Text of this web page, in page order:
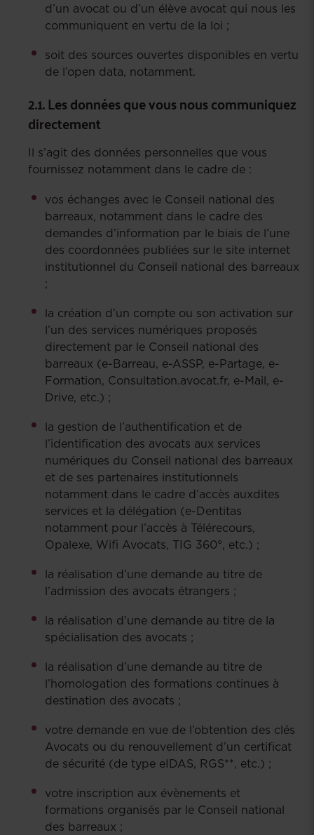
d’un avocat ou d’un élève avocat qui nous les
communiquent en vertu de la loi ;
soit des sources ouvertes disponibles en vertu
de l’open data, notamment.
2.1. Les données que vous nous communiquez
directement
Il s’agit des données personnelles que vous
fournissez notamment dans le cadre de :
vos échanges avec le Conseil national des
barreaux, notamment dans le cadre des
demandes d’information par le biais de l’une
des coordonnées publiées sur le site internet
institutionnel du Conseil national des barreaux
;
la création d’un compte ou son activation sur
l’un des services numériques proposés
directement par le Conseil national des
barreaux (e-Barreau, e-ASSP, e-Partage, e-
Formation, Consultation.avocat.fr, e-Mail, e-
Drive, etc.) ;
la gestion de l’authentification et de
l’identification des avocats aux services
numériques du Conseil national des barreaux
et de ses partenaires institutionnels
notamment dans le cadre d’accès auxdites
services et la délégation (e-Dentitas
notamment pour l’accès à Télérecours,
Opalexe, Wifi Avocats, TIG 360°, etc.) ;
la réalisation d’une demande au titre de
l’admission des avocats étrangers ;
la réalisation d’une demande au titre de la
spécialisation des avocats ;
la réalisation d’une demande au titre de
l’homologation des formations continues à
destination des avocats ;
votre demande en vue de l’obtention des clés
Avocats ou du renouvellement d’un certificat
de sécurité (de type eIDAS, RGS**, etc.) ;
votre inscription aux évènements et
formations organisés par le Conseil national
des barreaux ;